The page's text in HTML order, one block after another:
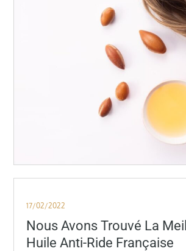
Posted
on
17/02/2022
Nous Avons Trouvé La
Huile Anti-Ride Française